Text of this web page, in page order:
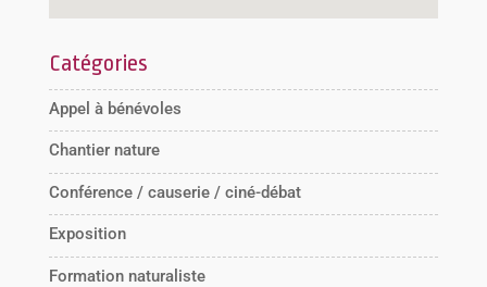
Catégories
Appel à bénévoles
Chantier nature
Conférence / causerie / ciné-débat
Exposition
Formation naturaliste